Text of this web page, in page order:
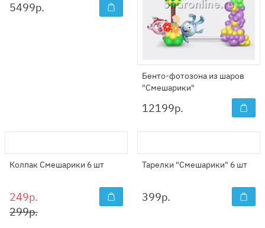
5499р.
Бенто-фотозона из шаров
"Смешарики"
12199р.
Колпак Смешарики 6 шт
249р.
299р.
Тарелки "Смешарики" 6 шт
399р.